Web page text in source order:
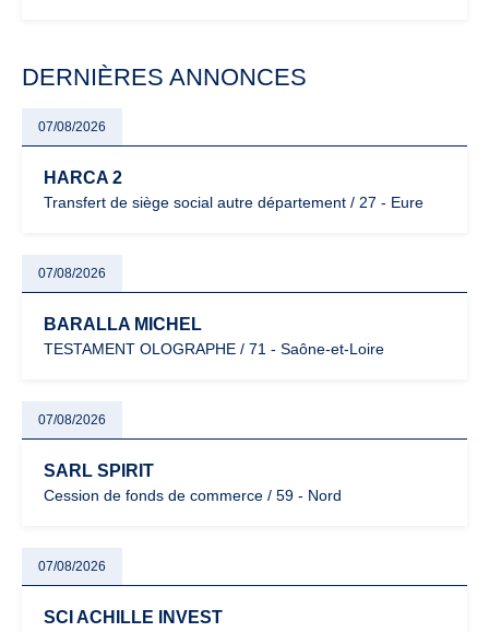
DERNIÈRES ANNONCES
07/08/2026
HARCA 2
Transfert de siège social autre département / 27 - Eure
07/08/2026
BARALLA MICHEL
TESTAMENT OLOGRAPHE / 71 - Saône-et-Loire
07/08/2026
SARL SPIRIT
Cession de fonds de commerce / 59 - Nord
07/08/2026
SCI ACHILLE INVEST